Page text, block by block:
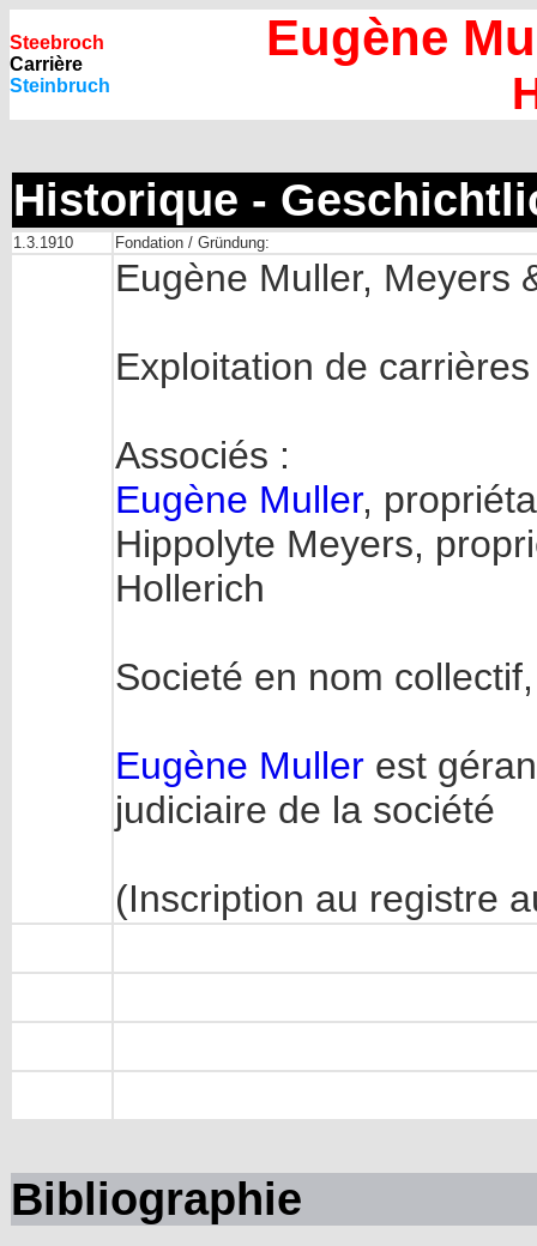
Steebroch
Carrière
Steinbruch
Eugène
Historique -
1.3.1910 Fondation / Gründung:
Eugène Muller, Meyers
Exploitation de carrières
Associés :
Eugène Muller,
Hippolyte Meyers,
Hollerich
Societé en nom
Eugène Muller est
judiciaire de la société
(Inscription au registre
Bibliographie